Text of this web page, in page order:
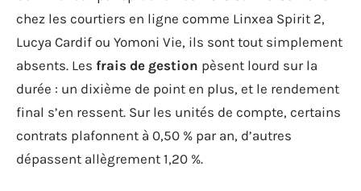
chez les courtiers en ligne comme Linxea Spirit 2,
Lucya Cardif ou Yomoni Vie, ils sont tout simplement
absents. Les frais de gestion pèsent lourd sur la
durée : un dixième de point en plus, et le rendement
final s’en ressent. Sur les unités de compte, certains
contrats plafonnent à 0,50 % par an, d’autres
dépassent allègrement 1,20 %.